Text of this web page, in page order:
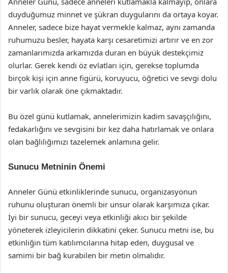
duyduğumuz minnet ve şükran duygularını da ortaya koyar.
Anneler, sadece bize hayat vermekle kalmaz, aynı zamanda
ruhumuzu besler, hayata karşı cesaretimizi artırır ve en zor
zamanlarımızda arkamızda duran en büyük destekçimiz
olurlar. Gerek kendi öz evlatları için, gerekse toplumda
birçok kişi için anne figürü, koruyucu, öğretici ve sevgi dolu
bir varlık olarak öne çıkmaktadır.
Bu özel günü kutlamak, annelerimizin kadim savaşçılığını,
fedakarlığını ve sevgisini bir kez daha hatırlamak ve onlara
olan bağlılığımızı tazelemek anlamına gelir.
Sunucu Metninin Önemi
Anneler Günü etkinliklerinde sunucu, organizasyonun
ruhunu oluşturan önemli bir unsur olarak karşımıza çıkar.
İyi bir sunucu, geceyi veya etkinliği akıcı bir şekilde
yöneterek izleyicilerin dikkatini çeker. Sunucu metni ise, bu
etkinliğin tüm katılımcılarına hitap eden, duygusal ve
samimi bir bağ kurabilen bir metin olmalıdır.